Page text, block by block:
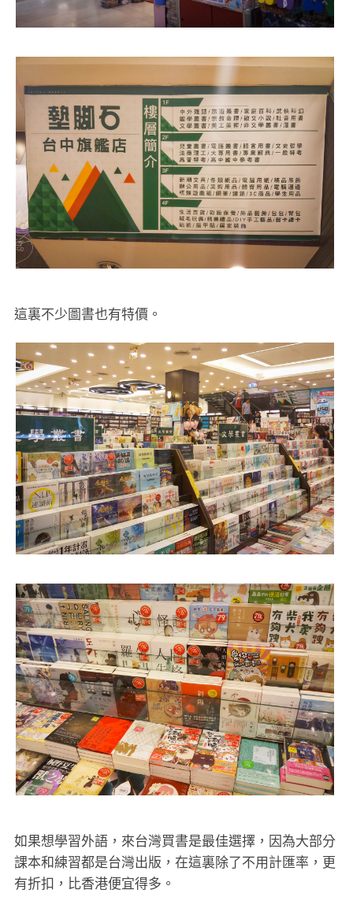
這裏不少圖書也有特價。
如果想學習外語，來台灣買書是最佳選擇，因為大部分
課本和練習都是台灣出版，在這裏除了不用計匯率，更
有折扣，比香港便宜得多。